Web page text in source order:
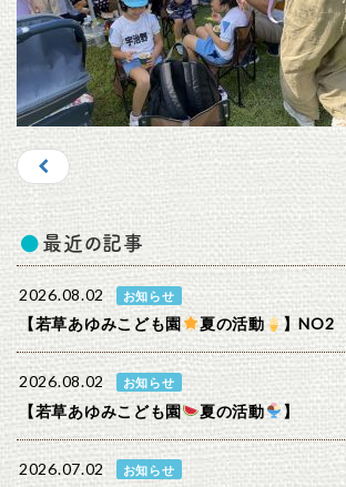
最近の記事
2026.08.02 お知らせ
【若草あゆみこども園 夏の活動 】NO2
2026.08.02 お知らせ
【若草あゆみこども園 夏の活動 】
2026.07.02 お知らせ